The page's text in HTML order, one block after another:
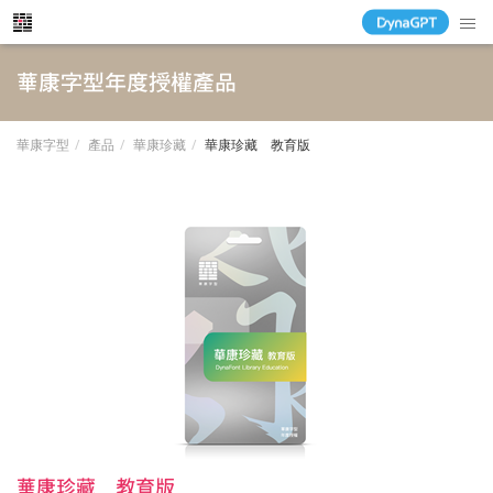
華康字型年度授權產品
華康字型 產品 華康珍藏 華康珍藏 教育版
華康珍藏 教育版